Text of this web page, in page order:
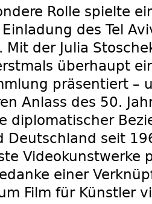
Rolle spielte
des Tel
Mit der Julia
überhaupt
präsentiert –
Anlass des 50.
diplomatischer
Deutschland seit
Videokunstwerke
einer
Film für Künstler